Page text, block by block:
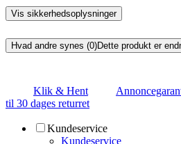
Vis sikkerhedsoplysninger
Hvad andre synes (0)Dette produkt er
Klik & Hent
til 30 dages returret
Kundeservice
Kundeservice